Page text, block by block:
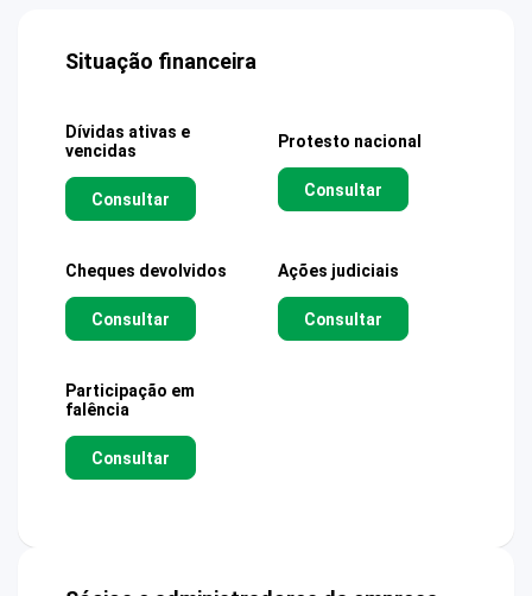
Situação financeira
Dívidas ativas e
vencidas
Consultar
Protesto nacional
Consultar
Cheques devolvidos
Consultar
Ações judiciais
Consultar
Participação em
falência
Consultar